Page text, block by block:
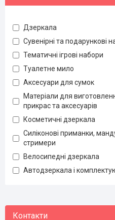
Дзеркала
Сувенірні та подарункові
Тематичні ігрові набори
Туалетне мило
Аксесуари для сумок
Матеріали для
прикрас та аксесуарів
Косметичні дзеркала
Силіконові приманки,
стримери
Велосипедні дзеркала
Автодзеркала і